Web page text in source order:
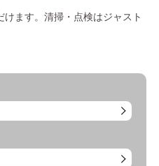
ます。清掃・点検はジャスト